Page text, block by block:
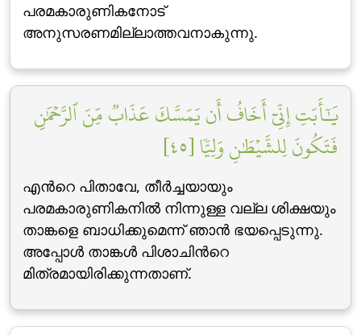
പരമകാരുണികനോട്
അനുസരണമില്ലാത്തവനാകുന്നു.
يَٰٓأَبَتِ إِنِّيٓ أَخَافُ أَن يَمَسَّكَ عَذَابٞ مِّنَ ٱلرَّحۡمَٰنِ
فَتَكُونَ لِلشَّيۡطَٰنِ وَلِيّٗا [٤٥]
എന്‍റെ പിതാവേ, തീര്‍ച്ചയായും
പരമകാരുണികനില്‍ നിന്നുള്ള വല്ല ശിക്ഷയും
താങ്കളെ ബാധിക്കുമെന്ന് ഞാന്‍ ഭയപ്പെടുന്നു.
അപ്പോള്‍ താങ്കള്‍ പിശാചിന്‍റെ
മിത്രമായിരിക്കുന്നതാണ്‌.